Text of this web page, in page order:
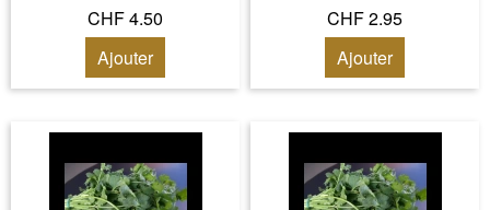
CHF 4.50
Ajouter
CHF 2.95
Ajouter